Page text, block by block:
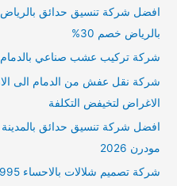
بالرياض خصم 30%
شركة تركيب عشب صناعي بالدمام 0573661499
الاغراض لتخيفض التكلفة
مودرن 2026